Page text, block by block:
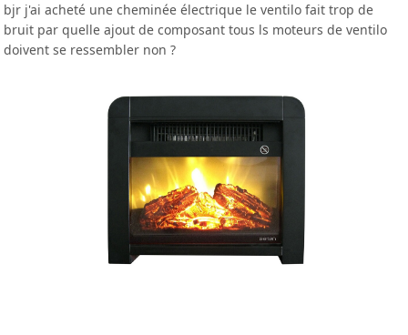
bjr j'ai acheté une cheminée électrique le ventilo fait trop de
bruit par quelle ajout de composant tous ls moteurs de ventilo
doivent se ressembler non ?